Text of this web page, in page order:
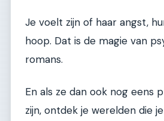
Je voelt zijn of haar angst,
hoop. Dat is de magie van
romans.
En als ze dan ook nog eens
zijn, ontdek je werelden die